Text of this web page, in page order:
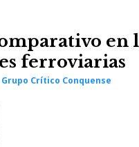
en
ferroviarias
Grupo Crítico Conquense